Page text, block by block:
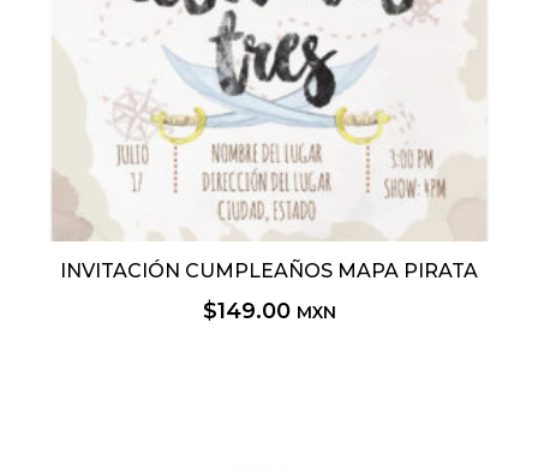
INVITACIÓN CUMPLEAÑOS MAPA PIRATA
$149.00 MXN